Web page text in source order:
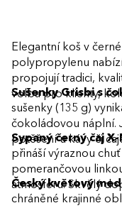
Elegantní koš v
polypropylenu
propojují tradici,
volba pro klienty,
Sušenky Grisbi s
sušenky (135 g)
čokoládovou náplní.
potěšení u kávy či
Sypaný černý čaj
přináší výraznou
pomerančovou
atmosféru. Skvělý
Český květový
chráněné krajinné